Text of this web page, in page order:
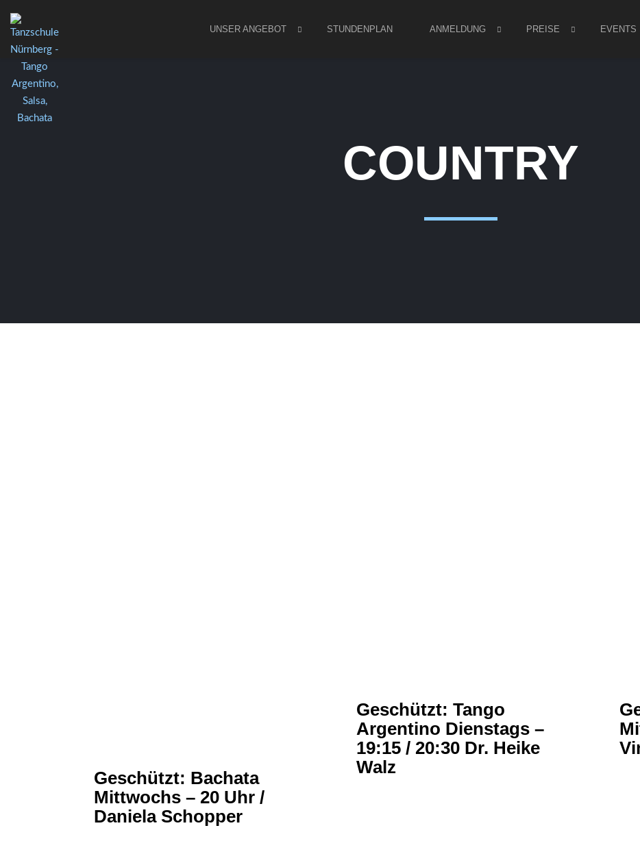
UNSER ANGEBOT STUNDENPLAN ANMELDUNG PREISE EVENTS
COUNTRY
Geschützt: Bachata
Mittwochs – 20 Uhr /
Daniela Schopper
Geschützt: Tango
Argentino Dienstags –
19:15 / 20:30 Dr. Heike
Walz